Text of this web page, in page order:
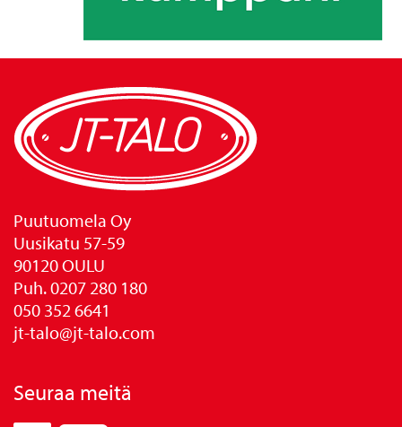
Puutuomela Oy
Uusikatu 57-59
90120 OULU
Puh. 0207 280 180
050 352 6641
jt-talo@jt-talo.com
Seuraa meitä